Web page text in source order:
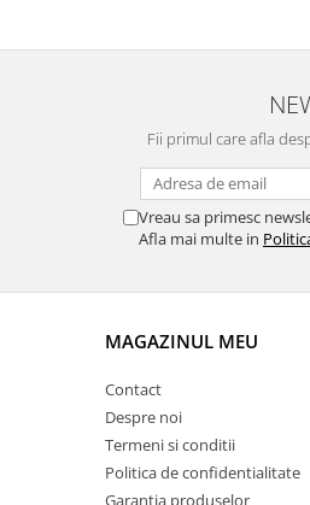
Fii primul care afla
Vreau sa primesc
Afla mai multe in
MAGAZINUL MEU
Contact
Despre noi
Termeni si conditii
Politica de confidentialitate
Garantia produselor